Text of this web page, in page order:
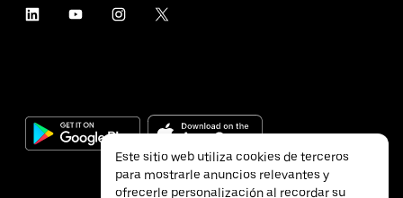
Este sitio web utiliza cookies de terceros
para mostrarle anuncios relevantes y
ofrecerle personalización al recordar su